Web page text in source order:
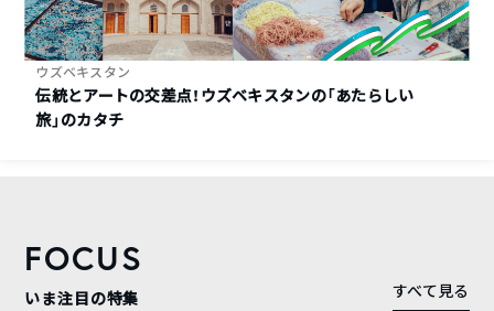
ウズベキスタン
伝統とアートの交差点！ウズベキスタンの「あたらしい
旅」のカタチ
FOCUS
いま注目の特集 すべて見る